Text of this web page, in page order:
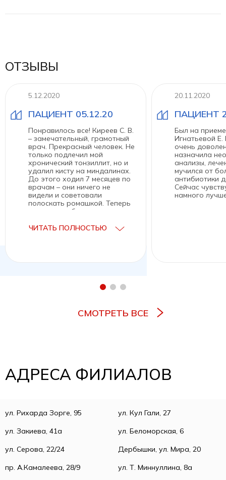
ОТЗЫВЫ
5.12.2020
ПАЦИЕНТ 05.12.20
ЧИТАТЬ ПОЛНОСТЬЮ
Понравилось все! Киреев С. В.
– замечательный, грамотный
врач. Прекрасный человек. Не
только подлечил мой
хронический тонзиллит, но и
удалил кисту на миндалинах.
До этого ходил 7 месяцев по
врачам – они ничего не
видели и советовали
полоскать ромашкой. Теперь
знаю куда обращаться с
горло-нос.
20.11.2020
ПАЦИЕНТ
Был на
Игнатьевой Е.
очень
назначила
анализы,
мучился от
антибиотики
Сейчас
намного
СМОТРЕТЬ ВСЕ
АДРЕСА ФИЛИАЛОВ
ул. Рихарда Зорге, 95
ул. Кул Гали, 27
ул. Закиева, 41а
ул. Беломорская, 6
ул. Серова, 22/24
Дербышки, ул. Мира, 20
пр. А.Камалеева, 28/9
ул. Т. Миннуллина, 8а